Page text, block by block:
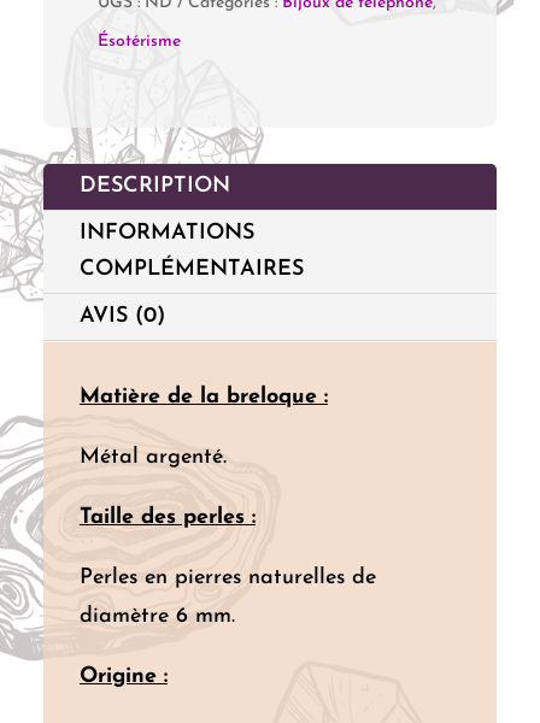
"Jaspe
Ésotérisme
DESCRIPTION
INFORMATIONS
COMPLÉMENTAIRES
AVIS (0)
Matièrede la breloque :
Métal argenté.
Taille des perles:
Perles en pierres naturelles de
diamètre 6 mm.
Origine :